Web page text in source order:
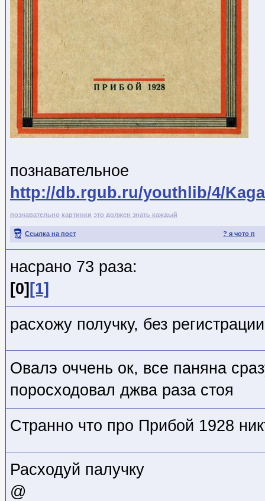
познавательное
http://db.rgub.ru/youthlib/4/
познавательно картинки это должен знать каждый
? я чото п
Ссылка на пост
насрано 73 раза:
[0] [1]
расхожу получку, без
Овалэ оччень ок, все паняна
поросходовал джва раза стоя
Странно что про Прибой 1928
Расходуй палучку
@